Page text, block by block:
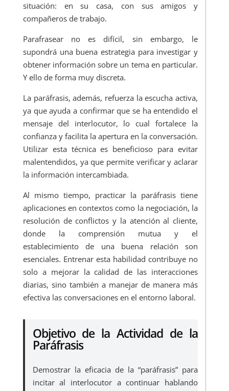
situación: en su casa, con sus amigos y
compañeros de trabajo.
Parafrasear no es difícil, sin embargo, le
supondrá una buena estrategia para investigar y
obtener información sobre un tema en particular.
Y ello de forma muy discreta.
La paráfrasis, además, refuerza la escucha activa,
ya que ayuda a confirmar que se ha entendido el
mensaje del interlocutor, lo cual fortalece la
confianza y facilita la apertura en la conversación.
Utilizar esta técnica es beneficioso para evitar
malentendidos, ya que permite verificar y aclarar
la información intercambiada.
Al mismo tiempo, practicar la paráfrasis tiene
aplicaciones en contextos como la negociación, la
resolución de conflictos y la atención al cliente,
donde la comprensión mutua y el
establecimiento de una buena relación son
esenciales. Entrenar esta habilidad contribuye no
solo a mejorar la calidad de las interacciones
diarias, sino también a manejar de manera más
efectiva las conversaciones en el entorno laboral.
Objetivo de la Actividad de la
Paráfrasis
Demostrar la eficacia de la “paráfrasis” para
incitar al interlocutor a continuar hablando